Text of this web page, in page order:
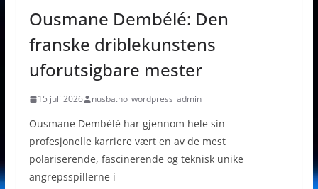
Ousmane Dembélé: Den
franske driblekunstens
uforutsigbare mester
15 juli 2026 nusba.no_wordpress_admin
Ousmane Dembélé har gjennom hele sin
profesjonelle karriere vært en av de mest
polariserende, fascinerende og teknisk unike
angrepsspillerne i